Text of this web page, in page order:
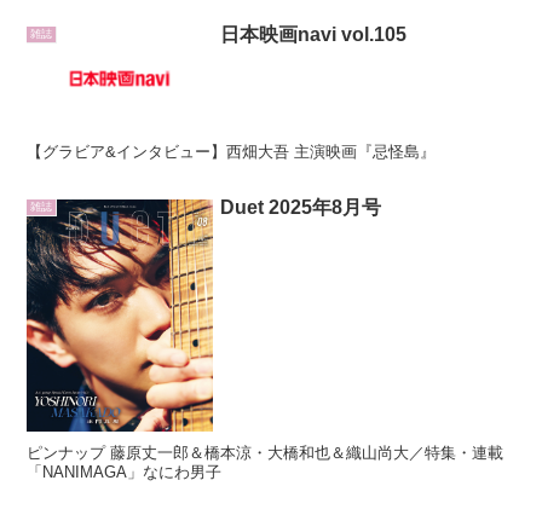
雑誌 日本映画navi vol.105
【グラビア&インタビュー】西畑大吾 主演映画『忌怪島』
雑誌 Duet 2025年8月号
ピンナップ 藤原丈一郎＆橋本涼・大橋和也＆織山尚大／特集・連載
「NANIMAGA」なにわ男子